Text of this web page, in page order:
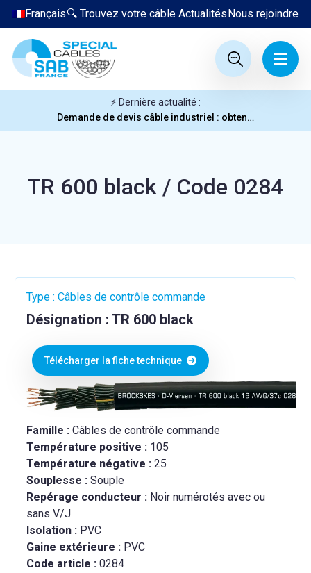
Nous rejoindre
Actualités
🔍 Trouvez votre câble
Français
⚡ Dernière actualité :
Demande de devis câble industriel : obtenez votre prix en quelques clics
TR 600 black / Code 0284
Type : Câbles de contrôle commande
Désignation : TR 600 black
Télécharger la fiche technique
Famille : Câbles de contrôle commande
Température positive : 105
Température négative : 25
Souplesse : Souple
Repérage conducteur : Noir numérotés avec ou
sans V/J
Isolation : PVC
Gaine extérieure : PVC
Code article : 0284